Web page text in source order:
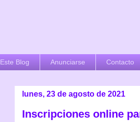
Este Blog Anunciarse Contacto
lunes, 23 de agosto de 2021
Inscripciones online